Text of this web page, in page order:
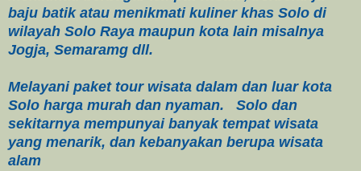
baju batik atau menikmati kuliner khas Solo di
wilayah Solo Raya maupun kota lain misalnya
Jogja, Semaramg dll.
Melayani paket tour wisata dalam dan luar kota
Solo harga murah dan nyaman. Solo dan
sekitarnya mempunyai banyak tempat wisata
yang menarik, dan kebanyakan berupa wisata
alam